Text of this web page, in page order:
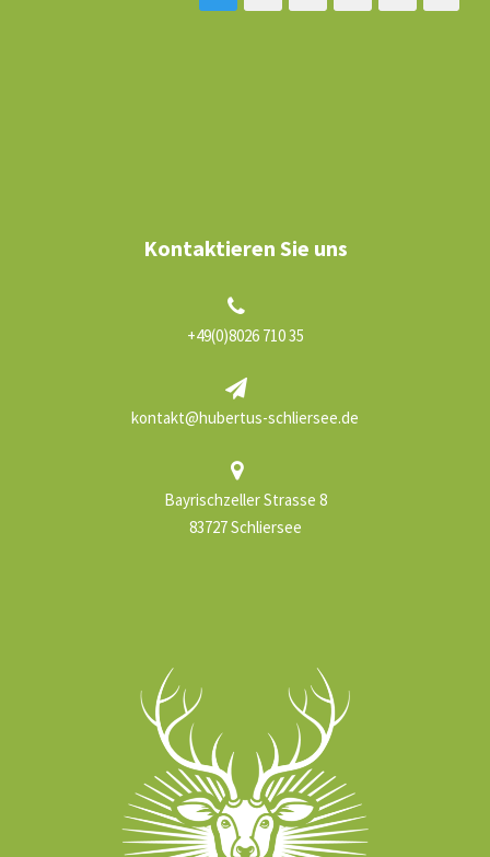
Kontaktieren Sie uns
+49(0)8026 710 35
kontakt@hubertus-schliersee.de
Bayrischzeller Strasse 8
83727 Schliersee